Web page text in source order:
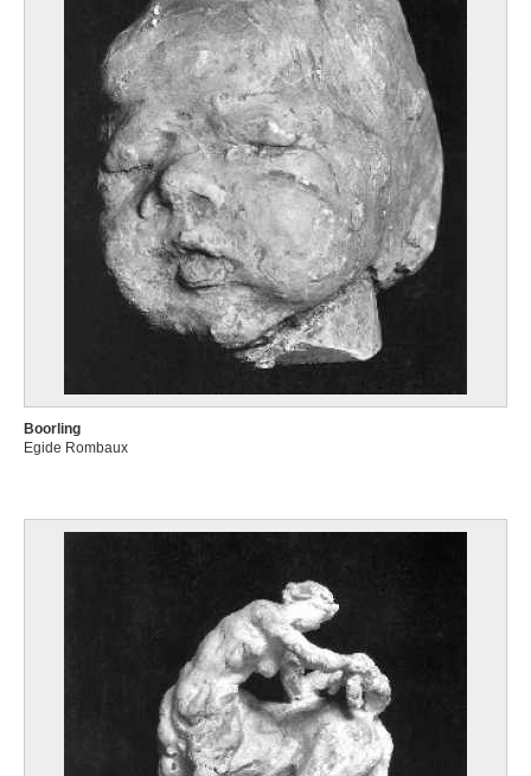
Boorling
Egide Rombaux